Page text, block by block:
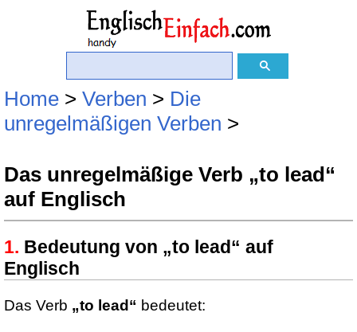
Home > Verben > Die
unregelmäßigen Verben >
Das unregelmäßige Verb „to lead“
auf Englisch
Bedeutung von „to lead“ auf
Englisch
Das Verb „to lead“ bedeutet: